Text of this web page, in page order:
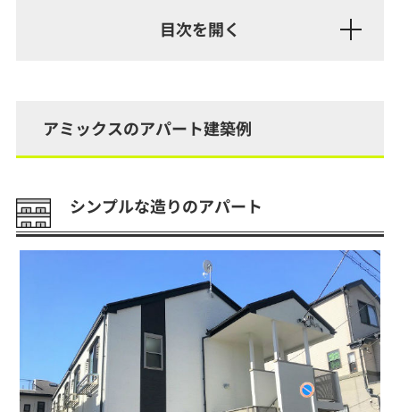
アミックスのアパート建築例
シンプルな造りのアパート